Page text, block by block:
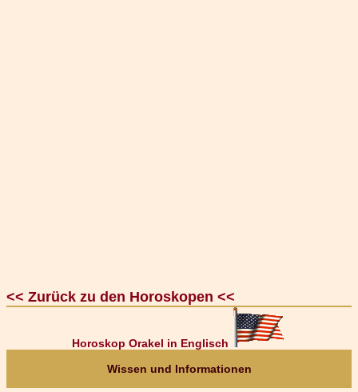
<< Zurück zu den Horoskopen <<
Horoskop Orakel in Englisch
Wissen und Informationen